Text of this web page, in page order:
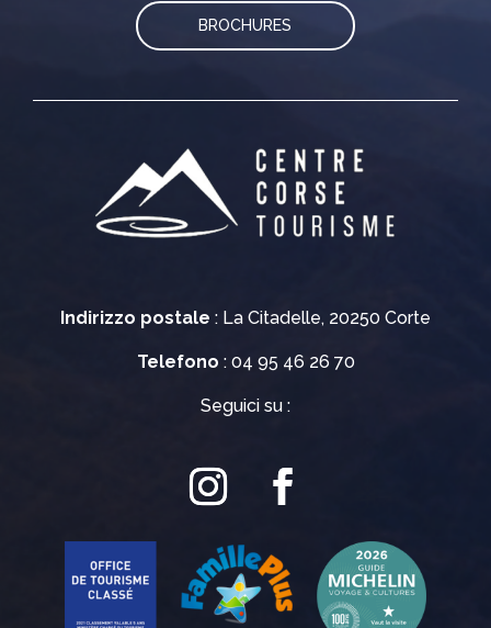
Indirizzo postale : La Citadelle, 20250 Corte
Telefono : 04 95 46 26 70
Seguici su :
BROCHURES